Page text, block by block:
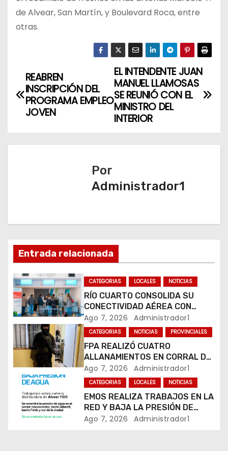
de Alvear, San Martín, y Boulevard Roca, entre
otras.
N
a
e
i
ó
n
d
e
e
n
t
r
a
EL INTENDENTE JUAN
MANUEL LLAMOSAS
SE REUNIÓ CON EL
MINISTRO DEL
INTERIOR
REABREN
INSCRIPCIÓN DEL
PROGRAMA EMPLEO
JOVEN
Por
Administrador1
Entrada relacionada
CATEGORIAS LOCALES NOTICIAS
RÍO CUARTO CONSOLIDA SU
CONECTIVIDAD AÉREA CON
CUATRO VUELOS SEMANALES A
BUENOS AIRES
Ago 7, 2026 Administrador1
CATEGORIAS NOTICIAS PROVINCIALES
FPA REALIZÓ CUATRO
ALLANAMIENTOS EN CORRAL DE
BUSTOS-IFFLINGER
Ago 7, 2026 Administrador1
CATEGORIAS LOCALES NOTICIAS
EMOS REALIZA TRABAJOS EN LA
RED Y BAJA LA PRESIÓN DE
AGUA EN VARIOS SECTORES DE
Ago 7, 2026 Administrador1